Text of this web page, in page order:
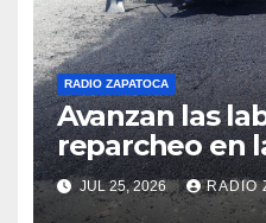
RADIO ZAPATOCA
Avanzan las
reparcheo en
apoyo
JUL 25, 2026 RADIO